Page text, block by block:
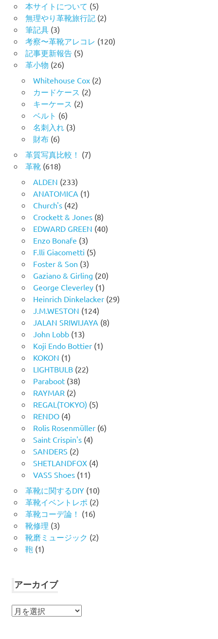
本サイトについて (5)
無理やり革靴旅行記 (2)
筆記具(3)
考察〜革靴アレコレ (120)
記事更新報告(5)
革小物 (26)
Whitehouse Cox(2)
カードケース (2)
キーケース (2)
ベルト (6)
名刺入れ (3)
財布(6)
革質写真比較！ (7)
革靴(618)
ALDEN (233)
ANATOMICA (1)
Church's(42)
Crockett & Jones(8)
EDWARD GREEN (40)
Enzo Bonafe (3)
F.lli Giacometti (5)
Foster & Son (3)
Gaziano & Girling (20)
George Cleverley(1)
Heinrich Dinkelacker(29)
J.M.WESTON (124)
JALAN SRIWIJAYA (8)
John Lobb(13)
Koji Endo Bottier(1)
KOKON (1)
LIGHTBULB(22)
Paraboot(38)
RAYMAR (2)
REGAL(TOKYO) (5)
RENDO(4)
Rolis Rosenmüller(6)
Saint Crispin's(4)
SANDERS (2)
SHETLANDFOX(4)
VASS Shoes(11)
革靴に関するDIY(10)
革靴イベントレポ (2)
革靴コーデ論！ (16)
靴修理 (3)
靴磨ミュージック (2)
鞄 (1)
アーカイブ
ア